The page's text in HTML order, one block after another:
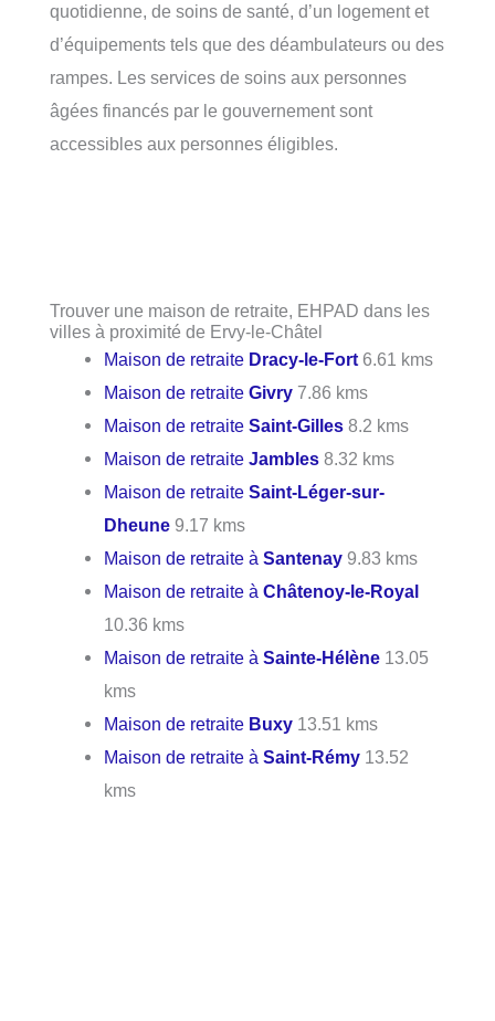
quotidienne, de soins de santé, d’un logement et
d’équipements tels que des déambulateurs ou des
rampes. Les services de soins aux personnes
âgées financés par le gouvernement sont
accessibles aux personnes éligibles.
Trouver une maison de retraite, EHPAD dans les
villes à proximité de Ervy-le-Châtel
Maison de retraite Dracy-le-Fort 6.61 kms
Maison de retraiteGivry 7.86 kms
Maison de retraiteSaint-Gilles 8.2 kms
Maison de retraiteJambles 8.32 kms
Maison de retraiteSaint-Léger-sur-
Dheune 9.17 kms
Maison de retraite àSantenay 9.83 kms
Maison de retraite àChâtenoy-le-Royal
10.36 kms
Maison de retraite àSainte-Hélène 13.05
kms
Maison de retraite Buxy 13.51 kms
Maison de retraite àSaint-Rémy 13.52
kms